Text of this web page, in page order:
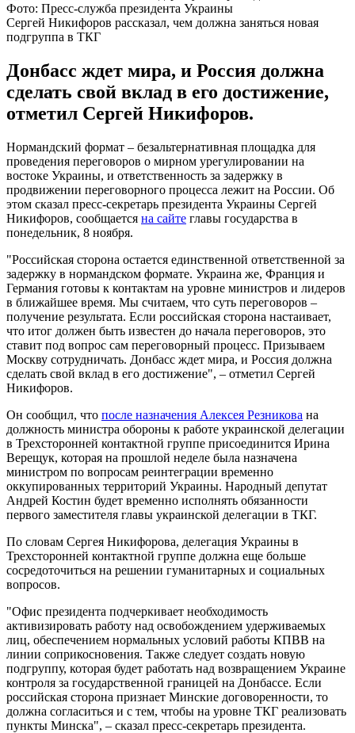
Фото: Пресс-служба президента Украины
Сергей Никифоров рассказал, чем должна заняться новая
подгруппа в ТКГ
Донбасс ждет мира, и Россия должна
сделать свой вклад в его достижение,
отметил Сергей Никифоров.
Нормандский формат – безальтернативная площадка для
проведения переговоров о мирном урегулировании на
востоке Украины, и ответственность за задержку в
продвижении переговорного процесса лежит на России. Об
этом сказал пресс-секретарь президента Украины Сергей
Никифоров, сообщается на сайте главы государства в
понедельник, 8 ноября.
"Российская сторона остается единственной ответственной за
задержку в нормандском формате. Украина же, Франция и
Германия готовы к контактам на уровне министров и лидеров
в ближайшее время. Мы считаем, что суть переговоров –
получение результата. Если российская сторона настаивает,
что итог должен быть известен до начала переговоров, это
ставит под вопрос сам переговорный процесс. Призываем
Москву сотрудничать. Донбасс ждет мира, и Россия должна
сделать свой вклад в его достижение", – отметил Сергей
Никифоров.
Он сообщил, что после назначения Алексея Резникова на
должность министра обороны к работе украинской делегации
в Трехсторонней контактной группе присоединится Ирина
Верещук, которая на прошлой неделе была назначена
министром по вопросам реинтеграции временно
оккупированных территорий Украины. Народный депутат
Андрей Костин будет временно исполнять обязанности
первого заместителя главы украинской делегации в ТКГ.
По словам Сергея Никифорова, делегация Украины в
Трехсторонней контактной группе должна еще больше
сосредоточиться на решении гуманитарных и социальных
вопросов.
"Офис президента подчеркивает необходимость
активизировать работу над освобождением удерживаемых
лиц, обеспечением нормальных условий работы КПВВ на
линии соприкосновения. Также следует создать новую
подгруппу, которая будет работать над возвращением Украине
контроля за государственной границей на Донбассе. Если
российская сторона признает Минские договоренности, то
должна согласиться и с тем, чтобы на уровне ТКГ реализовать
пункты Минска", – сказал пресс-секретарь президента.